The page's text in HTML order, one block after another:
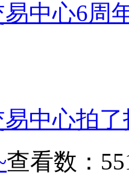
中心6周
中心拍
查看数：